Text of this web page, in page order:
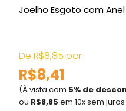
Joelho Esgoto com
De R$8,85 por
R$8,41
(À vista com 5% de
ou R$8,85 em 10x sem juros